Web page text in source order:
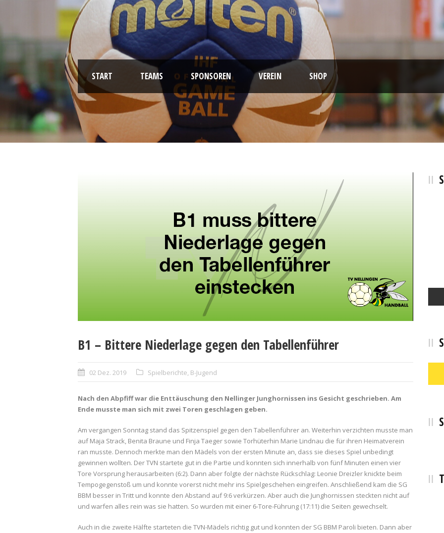
START TEAMS SPONSOREN VEREIN SHOP
B1 – Bittere Niederlage gegen den Tabellenführer
02 Dez. 2019 Spielberichte, B-Jugend
Nach den Abpfiff war die Enttäuschung den Nellinger Junghornissen ins Gesicht geschrieben. Am
Ende musste man sich mit zwei Toren geschlagen geben.
Am vergangen Sonntag stand das Spitzenspiel gegen den Tabellenführer an. Weiterhin verzichten musste man
auf Maja Strack, Benita Braune und Finja Taeger sowie Torhüterhin Marie Lindnau die für ihren Heimatverein
ran musste. Dennoch merkte man den Mädels von der ersten Minute an, dass sie dieses Spiel unbedingt
gewinnen wollten. Der TVN startete gut in die Partie und konnten sich innerhalb von fünf Minuten einen vier
Tore Vorsprung herausarbeiten (6:2). Dann aber folgte der nächste Rückschlag: Leonie Dreizler knickte beim
Tempogegenstoß um und konnte vorerst nicht mehr ins Spielgeschehen eingreifen. Anschließend kam die SG
BBM besser in Tritt und konnte den Abstand auf 9:6 verkürzen. Aber auch die Junghornissen steckten nicht auf
und warfen alles rein was sie hatten. So wurden mit einer 6-Tore-Führung (17:11) die Seiten gewechselt.
Auch in die zweite Hälfte starteten die TVN-Mädels richtig gut und konnten der SG BBM Paroli bieten. Dann aber